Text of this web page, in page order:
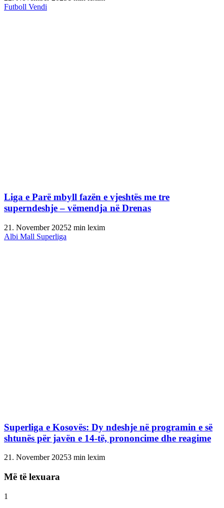
Futboll Vendi
Liga e Parë mbyll fazën e vjeshtës me tre
superndeshje – vëmendja në Drenas
21. November 20252 min lexim
Albi Mall Superliga
Superliga e Kosovës: Dy ndeshje në programin e së
shtunës për javën e 14-të, prononcime dhe reagime
21. November 20253 min lexim
Më të lexuara
1